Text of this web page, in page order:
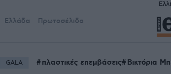
Ελλάδα Πρωτοσέλιδα
GALA πλαστικές επεμβάσεις Βικτόρια